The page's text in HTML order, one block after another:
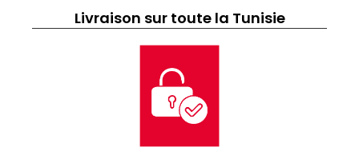
Livraison sur toute la Tunisie